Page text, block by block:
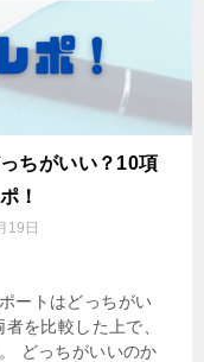
ちがいい？10項
！
19日
ートはどっちがい
を比較した上で、
どっちがいいのか